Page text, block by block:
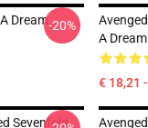
Dream ...-20%
A
€ 18,21
Sevenfold